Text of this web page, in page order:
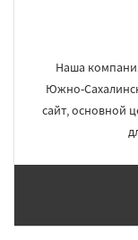
Наша
Южно-
сайт, основной